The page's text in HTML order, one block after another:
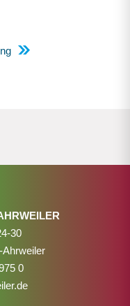
30
Ahrweiler
0